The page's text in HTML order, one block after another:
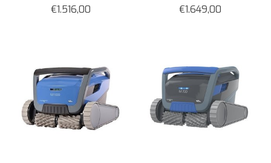
€1.516,00
€1.649,00